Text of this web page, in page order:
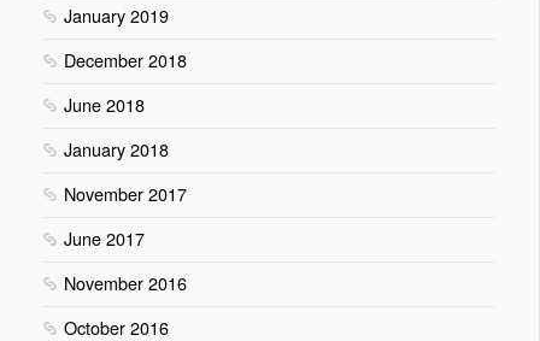
January 2019
December 2018
June 2018
January 2018
November 2017
June 2017
November 2016
October 2016